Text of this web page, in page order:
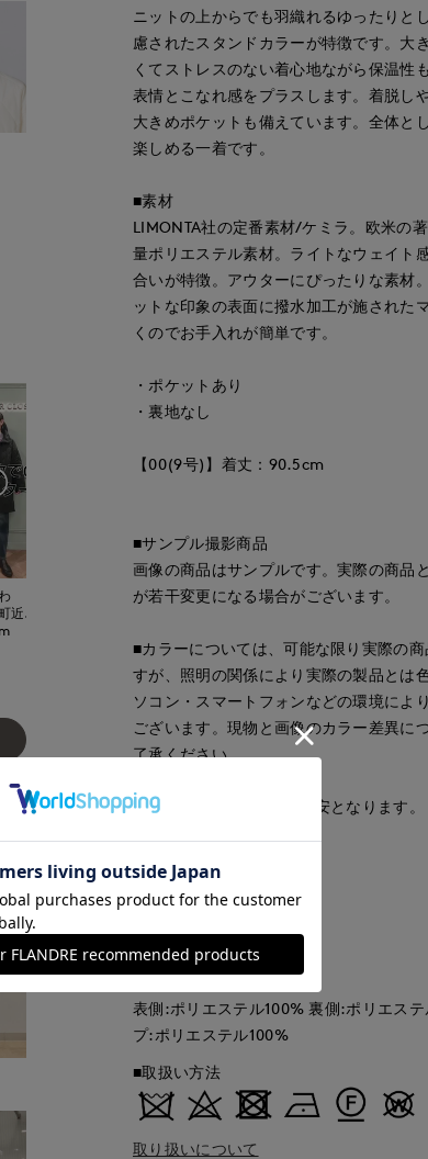
近鉄SUPERIORCLOSET
hamamoto
Yura
ニットの上からでも羽織れるゆったりと
慮されたスタンドカラーが特徴です。大
くてストレスのない着心地ながら保温性
表情とこなれ感をプラスします。着脱し
大きめポケットも備えています。全体と
楽しめる一着です。
■素材
LIMONTA社の定番素材/ケミラ。欧米の
量ポリエステル素材。ライトなウェイト
合いが特徴。アウターにぴったりな素材
ットな印象の表面に撥水加工が施された
くのでお手入れが簡単です。
・ポケットあり
・裏地なし
【00(9号)】着丈：90.5cm
■サンプル撮影商品
画像の商品はサンプルです。実際の商品
が若干変更になる場合がございます。
■カラーについては、可能な限り実際の
すが、照明の関係により実際の製品とは
ソコン・スマートフォンなどの環境によ
ございます。現物と画像のカラー差異に
了承ください。
■サイズ表記はあくまで目安となります。
54114035
中国製
表側:ポリエステル100% 裏側:ポリエス
プ:ポリエステル100%
■取扱い方法
取り扱いについて